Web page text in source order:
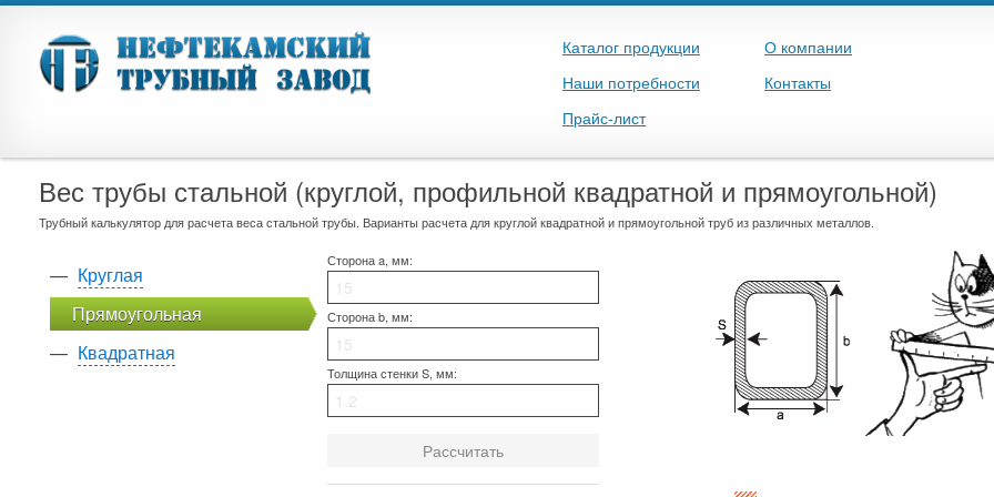
Каталог продукции
О компании
Наши потребности
Контакты
Прайс-лист
Вес трубы стальной (круглой, профильной квадратной и прямоугольной)
Трубный калькулятор для расчета веса стальной трубы. Варианты расчета для круглой квадратной и прямоугольной труб из различных металлов.
Круглая
Прямоугольная
Квадратная
Сторона a, мм:
Сторона b, мм:
Толщина стенки S, мм: